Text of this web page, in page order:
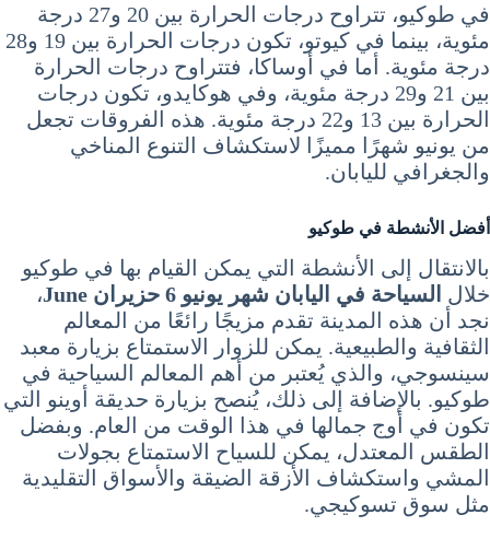
في طوكيو، تتراوح درجات الحرارة بين 20 و27 درجة
مئوية، بينما في كيوتو، تكون درجات الحرارة بين 19 و28
درجة مئوية. أما في أوساكا، فتتراوح درجات الحرارة
بين 21 و29 درجة مئوية، وفي هوكايدو، تكون درجات
الحرارة بين 13 و22 درجة مئوية. هذه الفروقات تجعل
من يونيو شهرًا مميزًا لاستكشاف التنوع المناخي
والجغرافي لليابان.
أفضل الأنشطة في طوكيو
بالانتقال إلى الأنشطة التي يمكن القيام بها في طوكيو
خلال السياحة في اليابان شهر يونيو 6 حزيران June
،
نجد أن هذه المدينة تقدم مزيجًا رائعًا من المعالم
الثقافية والطبيعية. يمكن للزوار الاستمتاع بزيارة معبد
سينسوجي، والذي يُعتبر من أهم المعالم السياحية في
طوكيو. بالإضافة إلى ذلك، يُنصح بزيارة حديقة أوينو التي
تكون في أوج جمالها في هذا الوقت من العام. وبفضل
الطقس المعتدل، يمكن للسياح الاستمتاع بجولات
المشي واستكشاف الأزقة الضيقة والأسواق التقليدية
مثل سوق تسوكيجي.